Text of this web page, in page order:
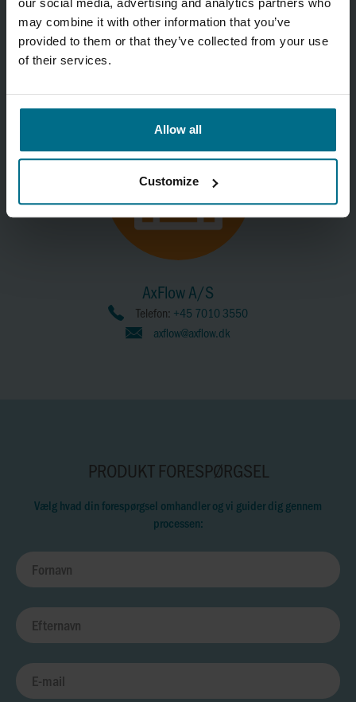
may combine it with other information that you’ve
provided to them or that they’ve collected from your use
of their services.
Allow all
Customize
thomas.nielsen@axflow.dk
AxFlow A/S
Telefon: +45 7010 3550
axflow@axflow.dk
PRODUKT FORESPØRGSEL
Vælg hvad din forespørgsel omhandler og vi guider dig gennem
processen: